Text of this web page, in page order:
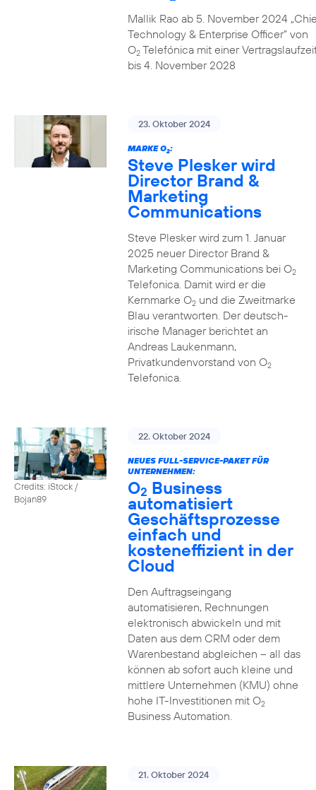
Mallik Rao ab 5. November 2024
Technology & Enterprise Officer” von
O2Telefónica mit einer
bis 4. November 2028
23. Oktober 2024
MARKE O2:
Steve Plesker wird
Director Brand &
Marketing
Communications
Steve Plesker wird zum 1. Januar
2025 neuer Director Brand &
Marketing Communications bei O2
Telefonica. Damit wird er die
Kernmarke O2und die Zweitmarke
Blau verantworten. Der deutsch-
irische Manager berichtet an
Andreas Laukenmann,
Privatkundenvorstand von O2
Telefonica.
Credits: iStock /
Bojan89
22. Oktober 2024
NEUES FULL-SERVICE-PAKET FÜR
UNTERNEHMEN:
O2 Business
automatisiert
Geschäftsprozesse
einfach und
kosteneffizient in der
Cloud
Den Auftragseingang
automatisieren, Rechnungen
elektronisch abwickeln und mit
Daten aus dem CRM oder dem
Warenbestand abgleichen – all das
können ab sofort auch kleine und
mittlere Unternehmen (KMU) ohne
hohe IT-Investitionen mit O2
Business Automation.
21. Oktober 2024